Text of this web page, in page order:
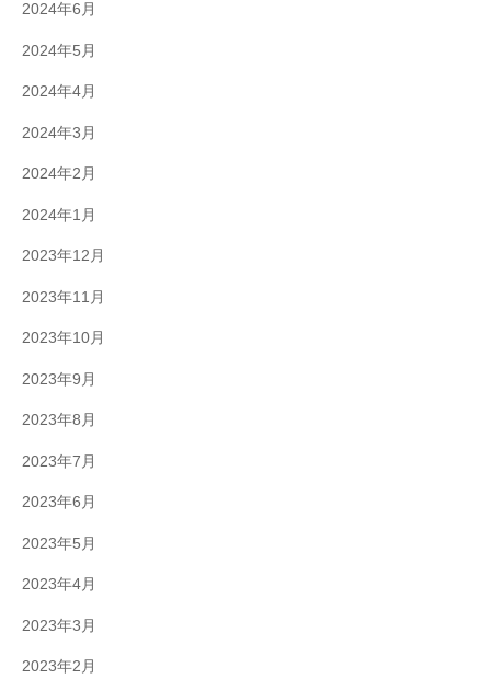
2024年6月
2024年5月
2024年4月
2024年3月
2024年2月
2024年1月
2023年12月
2023年11月
2023年10月
2023年9月
2023年8月
2023年7月
2023年6月
2023年5月
2023年4月
2023年3月
2023年2月